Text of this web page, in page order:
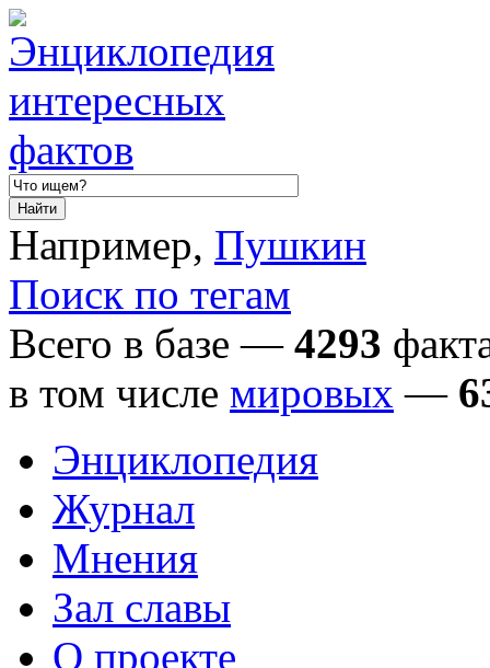
Например, Пушкин
Поиск по тегам
Всего в базе — 4293
в том числе мировых —
Энциклопедия
Журнал
Мнения
Зал славы
О проекте